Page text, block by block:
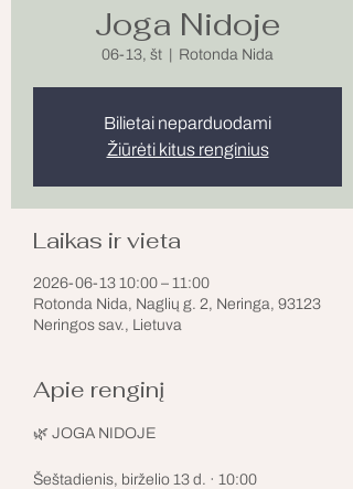
Joga Nidoje
06-13, št Rotonda Nida
Bilietai neparduodami
Žiūrėti kitus renginius
Laikas ir vieta
2026-06-13 10:00 – 11:00
Rotonda Nida, Naglių g. 2, Neringa, 93123
Neringos sav., Lietuva
Apie renginį
🌿 JOGA NIDOJE
Šeštadienis, birželio 13 d. · 10:00